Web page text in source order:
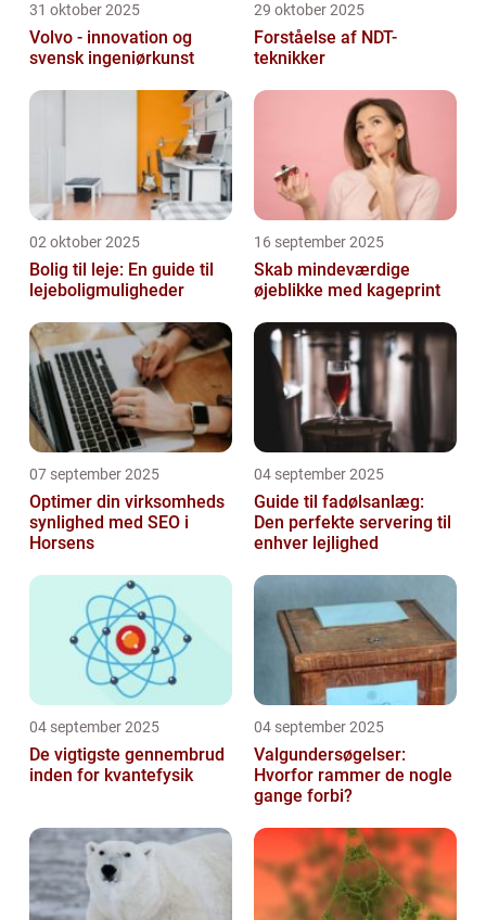
31 oktober 2025
Volvo - innovation og
svensk ingeniørkunst
29 oktober 2025
Forståelse af NDT-
teknikker
02 oktober 2025
Bolig til leje: En guide til
lejeboligmuligheder
16 september 2025
Skab mindeværdige
øjeblikke med kageprint
07 september 2025
Optimer din virksomheds
synlighed med SEO i
Horsens
04 september 2025
Guide til fadølsanlæg:
Den perfekte servering til
enhver lejlighed
04 september 2025
De vigtigste gennembrud
inden for kvantefysik
04 september 2025
Valgundersøgelser:
Hvorfor rammer de nogle
gange forbi?